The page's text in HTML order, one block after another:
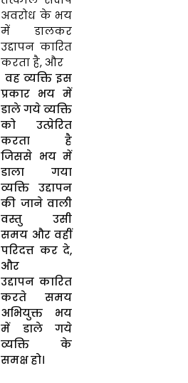
अवरोध के भय
में डालकर
उद्दापन कारित
करता है, और
वह व्यक्ति इस
प्रकार भय में
डाले गये व्यक्ति
को उत्प्रेरित
करता है
जिससे भय में
डाला गया
व्यक्ति उद्दापन
की जाने वाली
वस्तु उसी
समय और वहीं
परिदत्त कर दे,
और
उद्दापन कारित
करते समय
अभियुक्त भय
में डाले गये
व्यक्ति के
समक्ष हो।